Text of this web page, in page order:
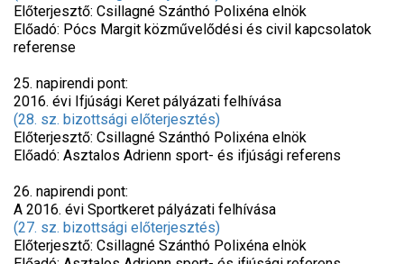
Előterjesztő: Csillagné Szánthó Polixéna elnök
Előadó: Pócs Margit közművelődési és civil kapcsolatok
referense
25. napirendi pont:
2016. évi Ifjúsági Keret pályázati felhívása
(28. sz. bizottsági előterjesztés)
Előterjesztő: Csillagné Szánthó Polixéna elnök
Előadó: Asztalos Adrienn sport- és ifjúsági referens
26. napirendi pont:
A 2016. évi Sportkeret pályázati felhívása
(27. sz. bizottsági előterjesztés)
Előterjesztő: Csillagné Szánthó Polixéna elnök